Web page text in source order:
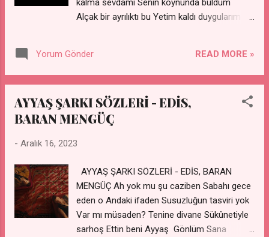
Hepsi senin yüzünden. Vazgeçtim bak
kendimden defalarca. Ne yaptım da düştüm
kalma sevdamı Senin koynunda buldum
Alçak bir ayrılıktı bu Yetim kaldı duygularım
Kıyamet koptu içimde Bir kuytuda vuruldum
Kaçamam ki ben bu şehirden Sabıkalı
yüreğimde
Yorum Gönder READ MORE »
AYYAŞ ŞARKI SÖZLERİ - EDİS,
BARAN MENGÜÇ
- Aralık 16, 2023
AYYAŞ ŞARKI SÖZLERİ - EDİS, BARAN
MENGÜÇ Ah yok mu şu caziben Sabahı gece
eden o Andaki ifaden Susuzluğun tasviri yok
Var mı müsaden? Tenine divane Sükûnetiyle
sarhoş Ettin beni Ayyaş Gönlüm Sana